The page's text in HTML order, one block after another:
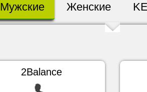
Мужские Женские
2Balance